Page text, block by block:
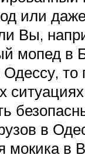
или
Вы,
мопед в
Одессу, то
в
мокика в